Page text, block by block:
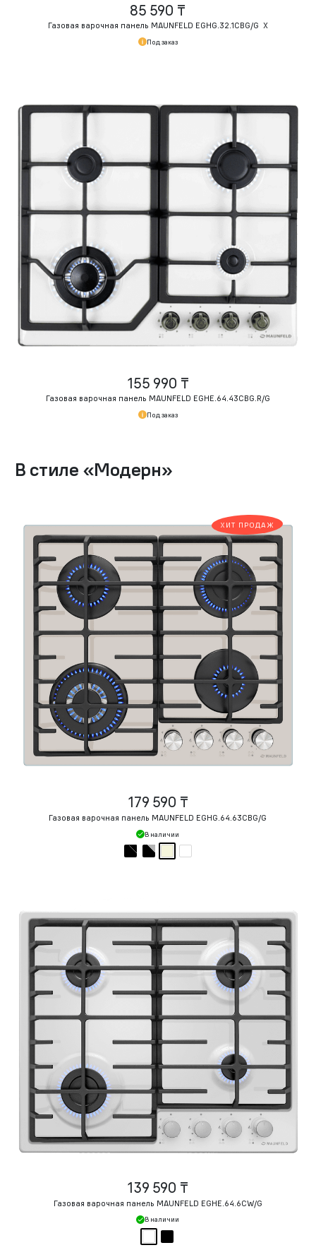
85 590 ₸
Газовая варочная панель MAUNFELD EGHG.32.1CBG/G Х
Под заказ
155 990 ₸
Газовая варочная панель MAUNFELD EGHE.64.43CBG.R/G
Под заказ
В стиле «Модерн»
ХИТ ПРОДАЖ
179 590 ₸
Газовая варочная панель MAUNFELD EGHG.64.63CBG/G
В наличии
139 590 ₸
Газовая варочная панель MAUNFELD EGHE.64.6CW/G
В наличии